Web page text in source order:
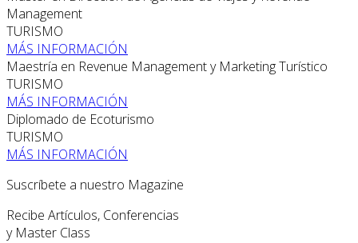
Management
TURISMO
MÁS INFORMACIÓN
Maestría en Revenue Management y Marketing Turístico
TURISMO
MÁS INFORMACIÓN
Diplomado de Ecoturismo
TURISMO
MÁS INFORMACIÓN
Suscríbete a nuestro Magazine
Recibe Artículos, Conferencias
y Master Class